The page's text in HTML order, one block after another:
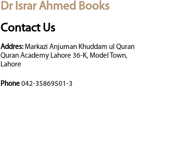
Dr Israr Ahmed Books
Contact Us
Addres:Markazi Anjuman Khuddam ul Quran
Quran Academy Lahore 36-K, Model Town,
Lahore
Phone 042-35869501-3